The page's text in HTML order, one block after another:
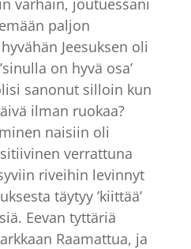
varhain, joutuessani
paljon
Jeesuksen oli
on hyvä osa’
sanonut silloin kun
ilman ruokaa?
naisiin oli
verrattuna
riveihin levinnyt
täytyy ’kiittää’
Eevan tyttäriä
Raamattua, ja